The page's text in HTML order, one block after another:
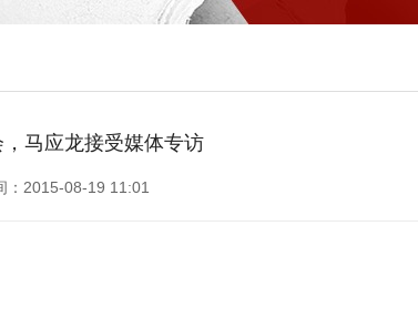
马应龙接受媒体专访
2015-08-19 11:01